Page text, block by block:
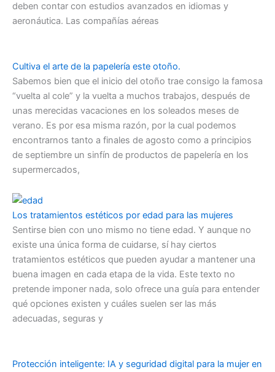
deben contar con estudios avanzados en idiomas y
aeronáutica. Las compañías aéreas
Cultiva el arte de la papelería este otoño.
Sabemos bien que el inicio del otoño trae consigo la famosa
“vuelta al cole” y la vuelta a muchos trabajos, después de
unas merecidas vacaciones en los soleados meses de
verano. Es por esa misma razón, por la cual podemos
encontrarnos tanto a finales de agosto como a principios
de septiembre un sinfín de productos de papelería en los
supermercados,
Los tratamientos estéticos por edad para las mujeres
Sentirse bien con uno mismo no tiene edad. Y aunque no
existe una única forma de cuidarse, sí hay ciertos
tratamientos estéticos que pueden ayudar a mantener una
buena imagen en cada etapa de la vida. Este texto no
pretende imponer nada, solo ofrece una guía para entender
qué opciones existen y cuáles suelen ser las más
adecuadas, seguras y
Protección inteligente: IA y seguridad digital para la mujer en